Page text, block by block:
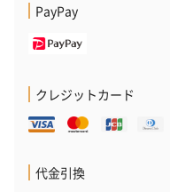
PayPay
クレジットカード
代金引換